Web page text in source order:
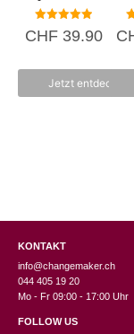
5.00
von 5
CHF39.90
Jetzt entdecken
KONTAKT
info@changemaker.ch
044 405 19 20
Mo - Fr 09:00 - 17:00 Uhr
FOLLOW US